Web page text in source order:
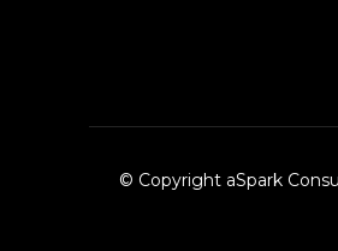
© Copyright aSpark